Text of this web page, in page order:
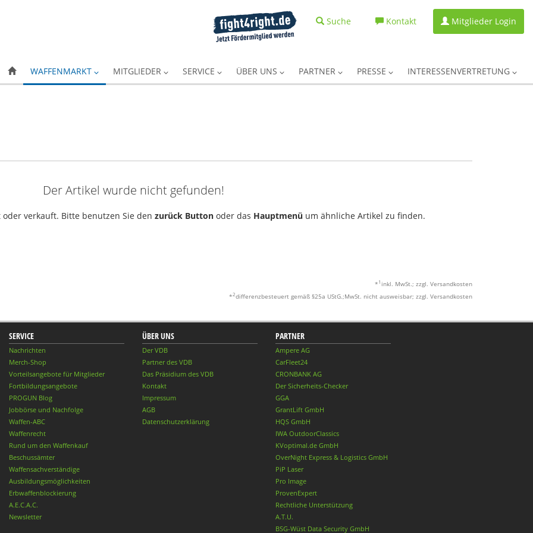
Suche Kontakt Mitglieder Login
WAFFENMARKT MITGLIEDER SERVICE ÜBER UNS PARTNER PRESSE INTERESSENVERTRETUNG
Der Artikel wurde nicht gefunden!
verkauft. Bitte benutzen Sie den zurück Button oder das Hauptmenü um ähnliche Artikel zu finden.
* 1 inkl. MwSt.; zzgl. Versandkosten
*2differenzbesteuert gemäß §25a UStG.;MwSt. nicht ausweisbar; zzgl. Versandkosten
SERVICE
Nachrichten
Merch-Shop
Vorteilsangebote für Mitglieder
Fortbildungsangebote
PROGUN Blog
Jobbörse und Nachfolge
Waffen-ABC
Waffenrecht
Rund um den Waffenkauf
Beschussämter
Waffensachverständige
Ausbildungsmöglichkeiten
Erbwaffenblockierung
A.E.C.A.C.
Newsletter
ÜBER UNS
Der VDB
Partner des VDB
Das Präsidium des VDB
Kontakt
Impressum
AGB
Datenschutzerklärung
PARTNER
Ampere AG
CarFleet24
CRONBANK AG
Der Sicherheits-Checker
GGA
GrantLift GmbH
HQS GmbH
IWA OutdoorClassics
KVoptimal.de GmbH
OverNight Express & Logistics GmbH
PiP Laser
Pro Image
ProvenExpert
Rechtliche Unterstützung
A.T.U.
BSG-Wüst Data Security GmbH